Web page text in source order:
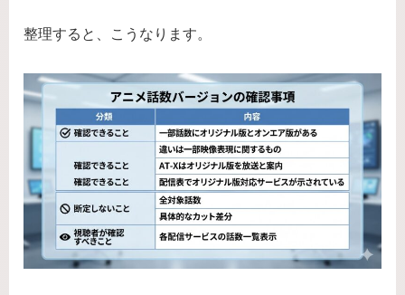
整理すると、こうなります。